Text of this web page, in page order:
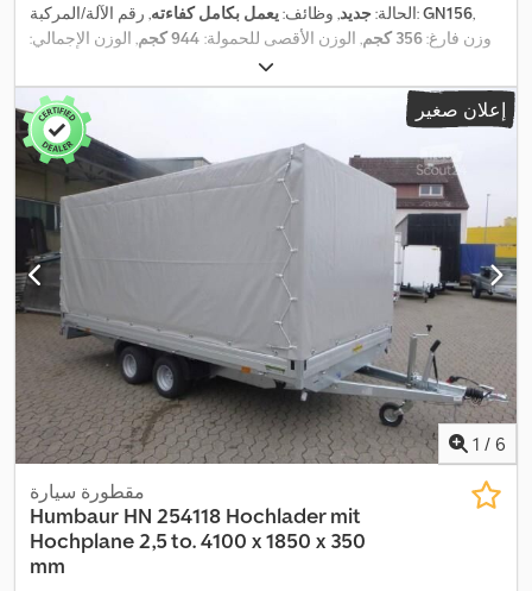
الحالة:جديد, وظائف:يعمل بكامل كفاءته , رقم الآلة/المركبة:GN156,
وزن فارغ:356 كجم , الوزن الأقصى للحمولة: 944 كجم
, الوزن الإجمالي:
محورين
عرض مساحة التحميل:1.450 مم , ارتفاع مساحة التحميل:400 مم
,
رافع الملفات إعلان صغير
1 / 6
مقطورة سيارة
Humbaur HN 254118 Hochlader mit
Hochplane 2,5 to. 4100 x 1850 x 350
mm